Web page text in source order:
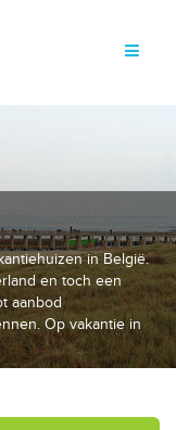
in België.
en toch een
aanbod
Op vakantie in